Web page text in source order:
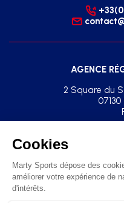
AGENCE
2 Square du